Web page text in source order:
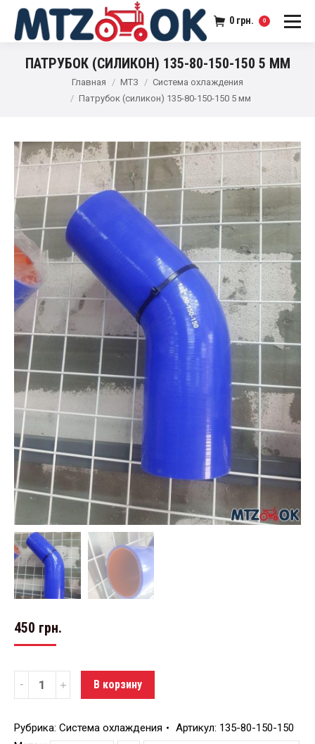
0 грн. 0
ПАТРУБОК (СИЛИКОН) 135-80-150-150 5 ММ
Главная МТЗ
Система охлаждения
Патрубок (силикон) 135-80-150-150 5 мм
450 грн.
Количество В корзину
Рубрика: Система охлаждения Артикул: 135-80-150-150